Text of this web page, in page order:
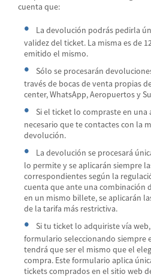
cuenta que:
La devolución podrás pedirla
validez del ticket. La misma es de
emitido el mismo.
Sólo se procesarán
través de bocas de venta propias
center, WhatsApp, Aeropuertos y
Si el ticket lo compraste en una
necesario que te contactes con la
devolución.
La devolución se procesará
lo permite y se aplicarán siempre
correspondientes según la
cuenta que ante una combinación
en un mismo billete, se aplicarán
de la tarifa más restrictiva.
Si tu ticket lo adquiriste vía
formulario seleccionando siempre
tendrá que ser el mismo que el
compra. Este formulario aplica
tickets comprados en el sitio web